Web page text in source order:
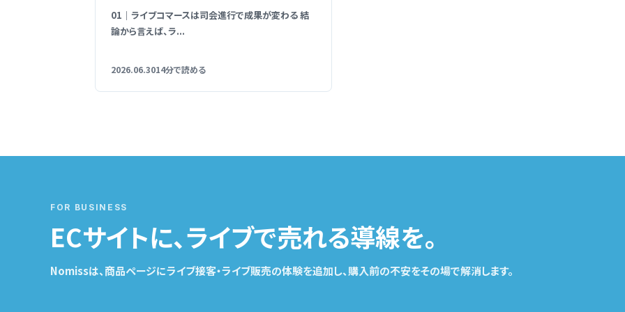
01｜ライブコマースは司会進行で成果が変わる 結
論から言えば、ラ...
2026.06.3014分で読める
FOR BUSINESS
ECサイトに、ライブで売れる導線を。
Nomissは、商品ページにライブ接客・ライブ販売の体験を追加し、購入前の不安をその場で解消します。